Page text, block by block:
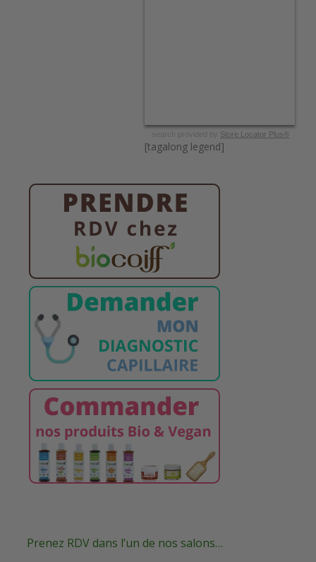
search provided by Store Locator Plus®
[tagalong legend]
Prenez RDV dans l’un de nos salons…